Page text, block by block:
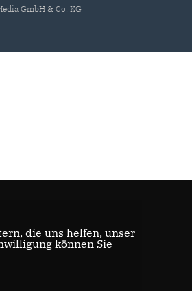
GmbH & Co. KG
die uns helfen, unser
können Sie